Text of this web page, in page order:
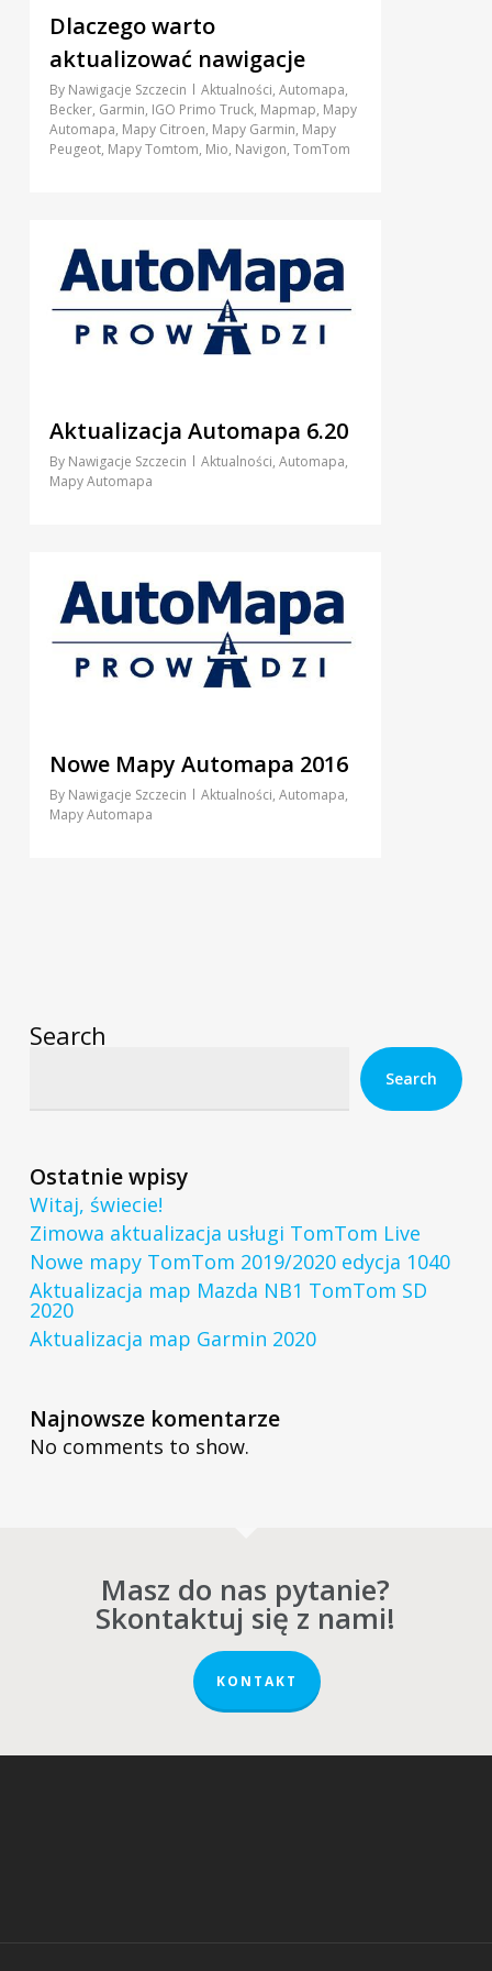
Dlaczego warto
aktualizować nawigacje
By Nawigacje Szczecin Aktualności, Automapa,
Becker, Garmin, IGO Primo Truck, Mapmap, Mapy
Automapa, Mapy Citroen, Mapy Garmin, Mapy
Peugeot, Mapy Tomtom, Mio, Navigon, TomTom
Aktualizacja Automapa 6.20
By Nawigacje Szczecin Aktualności, Automapa,
Mapy Automapa
Nowe Mapy Automapa 2016
By Nawigacje Szczecin Aktualności, Automapa,
Mapy Automapa
Search
Search
Ostatnie wpisy
Witaj, świecie!
Zimowa aktualizacja usługi TomTom Live
Nowe mapy TomTom 2019/2020 edycja 1040
Aktualizacja map Mazda NB1 TomTom SD
2020
Aktualizacja map Garmin 2020
Najnowsze komentarze
No comments to show.
Masz do nas pytanie?
Skontaktuj się z nami!
KONTAKT